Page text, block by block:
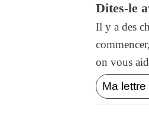
Dites-le
Il y a des
on vous
Ma